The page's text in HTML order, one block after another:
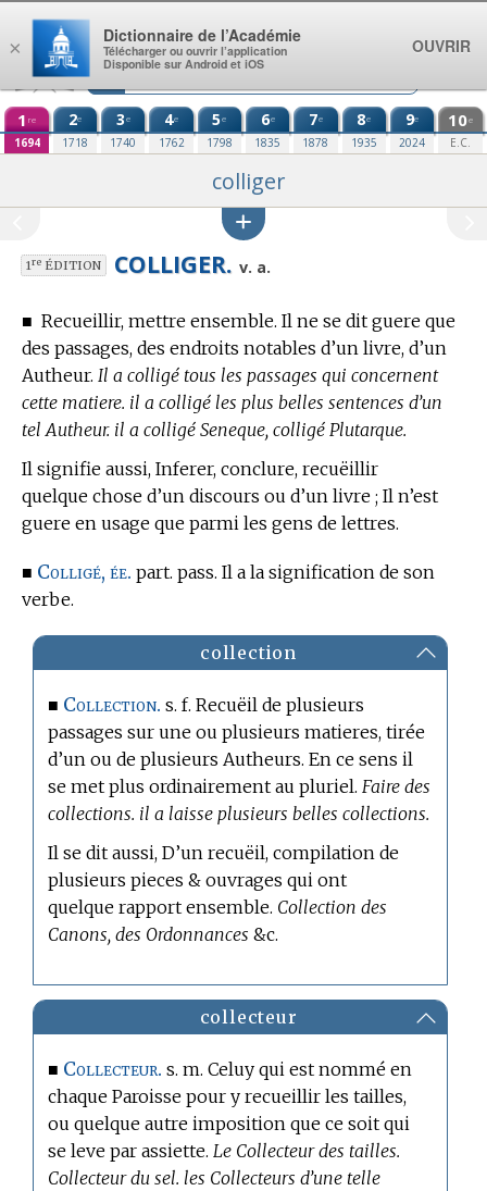
Aller au contenu
1 re
1694
2e
1718
3e
1740
4e
1762
5e
1798
6e
1835
7e
1878
8e
1935
9e
2024
10e
E.C.
colliger
1reÉDITION COLLIGER. v. a.
■ Recueillir, mettre ensemble. Il ne se dit guere que
des passages, des endroits notables d’un livre, d’un
Autheur. Il a colligé tous les passages qui concernent
cette matiere. il a colligé les plus belles sentences d’un
tel Autheur. il a colligé Seneque, colligé Plutarque.
Il signifie aussi, Inferer, conclure, recuëillir
quelque chose d’un discours ou d’un livre ; Il n’est
guere en usage que parmi les gens de lettres.
■ Colligé, ée. part. pass. Il a la signification de son
verbe.
collection
■ Collection. s. f. Recuëil de plusieurs
passages sur une ou plusieurs matieres, tirée
d’un ou de plusieurs Autheurs. En ce sens il
se met plus ordinairement au pluriel. Faire des
collections. il a laisse plusieurs belles collections.
Il se dit aussi, D’un recuëil, compilation de
plusieurs pieces & ouvrages qui ont
quelque rapport ensemble. Collection des
Canons, des Ordonnances &c.
collecteur
■ Collecteur. s. m. Celuy qui est nommé en
chaque Paroisse pour y recueillir les tailles,
ou quelque autre imposition que ce soit qui
se leve par assiette.Le Collecteur des tailles.
Collecteur du sel. les Collecteurs d’une telle
×
Dictionnaire de l’Académie
Télécharger ou ouvrir l’application
Disponible sur Android et iOS
OUVRIR